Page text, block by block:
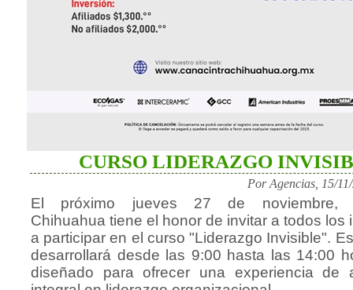
CURSO LIDERAZGO
Por Agencias, 15/
El próximo jueves 27 de noviembre,
Chihuahua tiene el honor de invitar a todos los
a participar en el curso "Liderazgo Invisible".
desarrollará desde las 9:00 hasta las 14:00
diseñado para ofrecer una experiencia de